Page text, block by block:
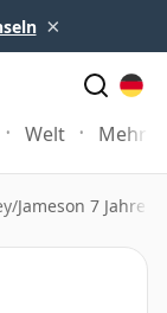
×
Welt Mehr
/Jameson 7 Jahre